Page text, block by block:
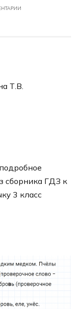
Т.В.
сборника ГДЗ к
3 класс